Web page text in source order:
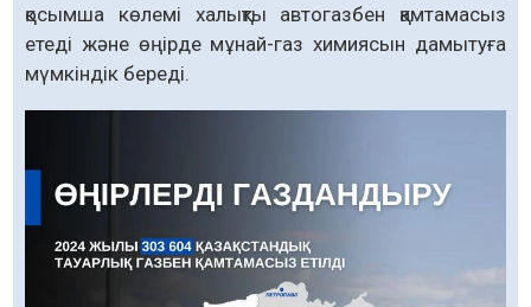
қосымша көлемі халықты автогазбен қамтамасыз
етеді және өңірде мұнай-газ химиясын дамытуға
мүмкіндік береді.